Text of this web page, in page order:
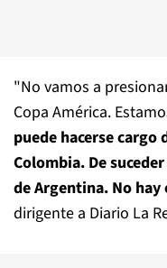
"No vamos a
Copa América.
puede hacerse cargo
Colombia. De
de Argentina. No
dirigente a Diario La